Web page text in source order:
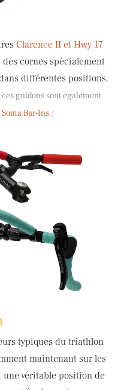
Clarence II et Hwy 17
des cornes spécialement
différentes positions.
ces guidons sont également
Soma Bar-Ins.]
typiques du triathlon
maintenant sur les
véritable position de